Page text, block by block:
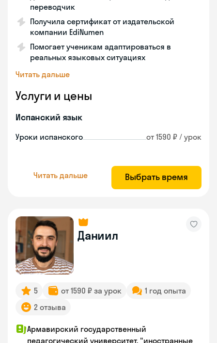
переводчик
Получила сертификат от издательской
компании EdiNumen
Помогает ученикам адаптироваться в
реальных языковых ситуациях
Читать дальше
Услуги и цены
Испанский язык
Уроки испанского от 1590 ₽ / урок
Читать дальше Выбрать время
Даниил
5 от 1590 ₽ за урок
1 год опыта
2 отзыва
Армавирский государственный
педагогический университет, "иностранные